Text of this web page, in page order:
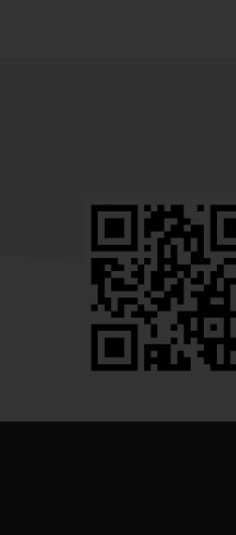
жизнь.